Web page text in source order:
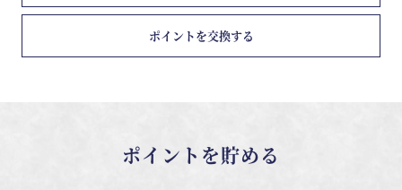
ポイントを交換する
ポイントを貯める